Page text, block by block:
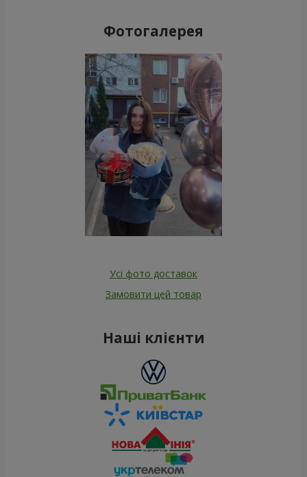
Фотогалерея
Усі фото доставок
Замовити цей товар
Наші клієнти